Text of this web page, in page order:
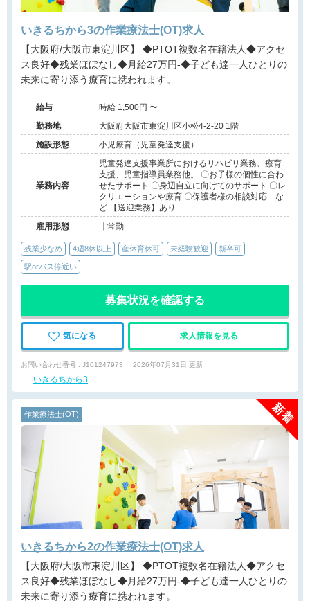
いきるちから3の作業療法士(OT)求人
【大阪府/大阪市東淀川区】 ◆PTOT複数名在籍法人◆アクセ
ス良好◆残業ほぼなし◆月給27万円-◆子ども達一人ひとりの
未来に寄り添う療育に携われます。
給与
時給 1,500円 〜
勤務地
大阪府大阪市東淀川区小松4-2-20 1階
施設形態
小児療育（児童発達支援）
業務内容
児童発達支援事業所におけるリハビリ業務、療育
支援、児童指導員業務他。 〇お子様の個性に合わ
せたサポート 〇身辺自立に向けてのサポート 〇レ
クリエーションや療育 〇保護者様の相談対応 な
ど 【送迎業務】あり
雇用形態
非常勤
残業少なめ 4週8休以上 産休育休可 未経験歓迎 新卒可
駅orバス停近い
募集状況を確認する
気になる 求人情報を見る
お問い合わせ番号 : J101247973 2026年07月31日 更新
いきるちから3
作業療法士(OT)
いきるちから2の作業療法士(OT)求人
【大阪府/大阪市東淀川区】 ◆PTOT複数名在籍法人◆アクセ
ス良好◆残業ほぼなし◆月給27万円-◆子ども達一人ひとりの
未来に寄り添う療育に携われます。